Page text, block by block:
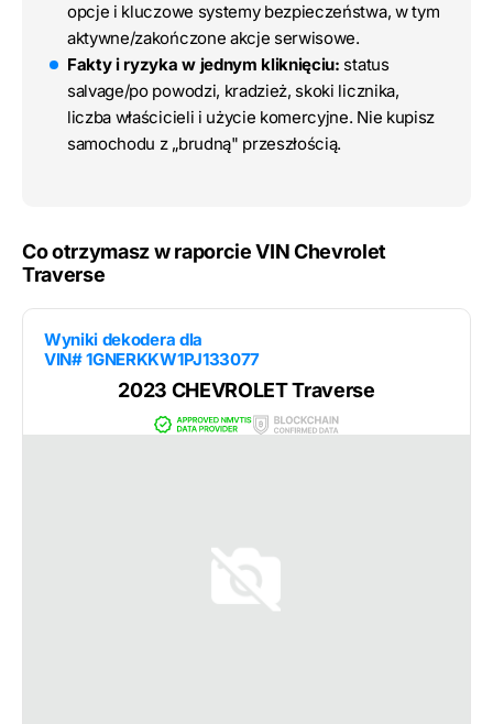
opcje i kluczowe systemy bezpieczeństwa, w tym
aktywne/zakończone akcje serwisowe.
Fakty i ryzyka w jednym kliknięciu: status
salvage/po powodzi, kradzież, skoki licznika,
liczba właścicieli i użycie komercyjne. Nie kupisz
samochodu z „brudną" przeszłością.
Co otrzymasz w raporcie VIN Chevrolet
Traverse
Wyniki dekodera dla
VIN# 1GNERKKW1PJ133077
2023 CHEVROLET Traverse